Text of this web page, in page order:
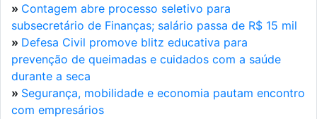
» Contagem abre processo seletivo para
subsecretário de Finanças; salário passa de R$ 15 mil
» Defesa Civil promove blitz educativa para
prevenção de queimadas e cuidados com a saúde
durante a seca
» Segurança, mobilidade e economia pautam encontro
com empresários